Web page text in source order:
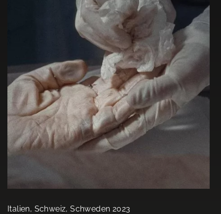
Italien, Schweiz, Schweden 2023